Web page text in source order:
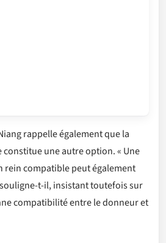
rappelle également que la
une autre option. « Une
rein compatible peut également
t-il, insistant toutefois sur
compatibilité entre le donneur et